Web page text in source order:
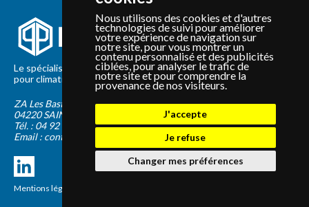
Nous utilisons des cookies et d'autres
technologies de suivi pour améliorer
votre expérience de navigation sur
notre site, pour vous montrer un
contenu personnalisé et des publicités
ciblées, pour analyser le trafic de
notre site et pour comprendre la
provenance de nos visiteurs.
J'accepte
Je refuse
Changer mes préférences
Le spécialiste depuis 2012 de la vente de pièces détachées
pour climatisation et Pompe à Chaleur Panasonic et Sanyo
ZA Les Bastides Blanches
04220 SAINTE-TULLE
Tél. : 04 92 75 89 55
Email : contact@panapieces.com
Mentions légales